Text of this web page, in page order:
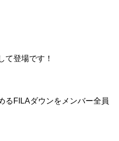
て登場です！
るFILAダウンをメンバー全員